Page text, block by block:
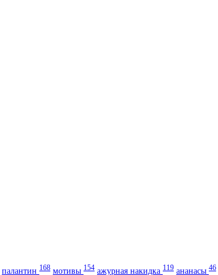
палантин 168 мотивы 154 ажурная накидка 119 ананасы 46